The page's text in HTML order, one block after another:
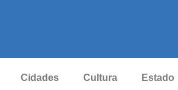
Cidades Cultura Estado